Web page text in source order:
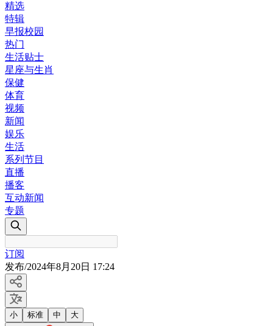
精选
特辑
早报校园
热门
生活贴士
星座与生肖
保健
体育
视频
新闻
娱乐
生活
系列节目
直播
播客
互动新闻
专题
订阅
发布/2024年8月20日 17:24
小 标准 中 大